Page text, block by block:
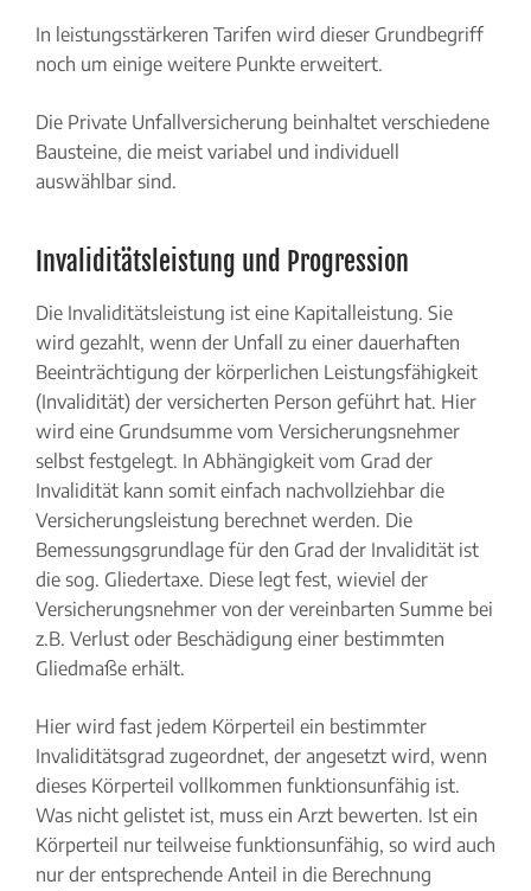
In leistungsstärkeren Tarifen wird dieser Grundbegriff
noch um einige weitere Punkte erweitert.
Die Private Unfallversicherung beinhaltet verschiedene
Bausteine, die meist variabel und individuell
auswählbar sind.
Invaliditätsleistung und Progression
Die Invaliditätsleistung ist eine Kapitalleistung. Sie
wird gezahlt, wenn der Unfall zu einer dauerhaften
Beeinträchtigung der körperlichen Leistungsfähigkeit
(Invalidität) der versicherten Person geführt hat. Hier
wird eine Grundsumme vom Versicherungsnehmer
selbst festgelegt. In Abhängigkeit vom Grad der
Invalidität kann somit einfach nachvollziehbar die
Versicherungsleistung berechnet werden. Die
Bemessungsgrundlage für den Grad der Invalidität ist
die sog. Gliedertaxe. Diese legt fest, wieviel der
Versicherungsnehmer von der vereinbarten Summe bei
z.B. Verlust oder Beschädigung einer bestimmten
Gliedmaße erhält.
Hier wird fast jedem Körperteil ein bestimmter
Invaliditätsgrad zugeordnet, der angesetzt wird, wenn
dieses Körperteil vollkommen funktionsunfähig ist.
Was nicht gelistet ist, muss ein Arzt bewerten. Ist ein
Körperteil nur teilweise funktionsunfähig, so wird auch
nur der entsprechende Anteil in die Berechnung